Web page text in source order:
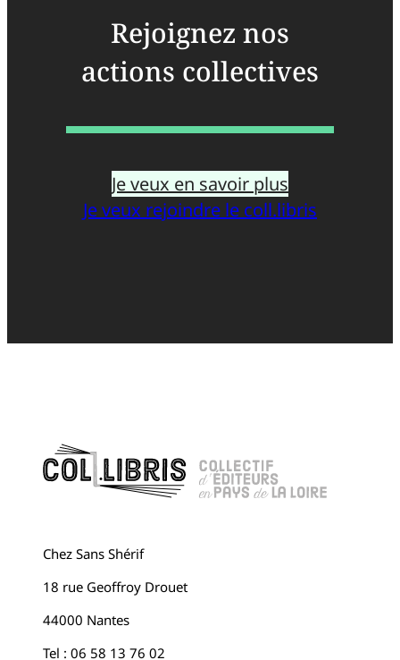
Rejoignez nos
actions collectives
Je veux en savoir plus
Je veux rejoindre le coll.libris
Chez Sans Shérif
18 rue Geoffroy Drouet
44000 Nantes
Tel : 06 58 13 76 02